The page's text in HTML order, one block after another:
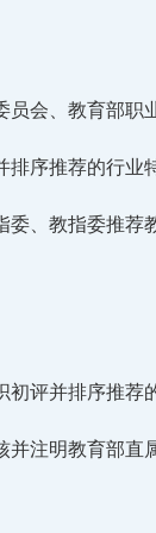
员会、教育部
序推荐的行业
、教指委推荐
评并排序推荐
注明教育部直